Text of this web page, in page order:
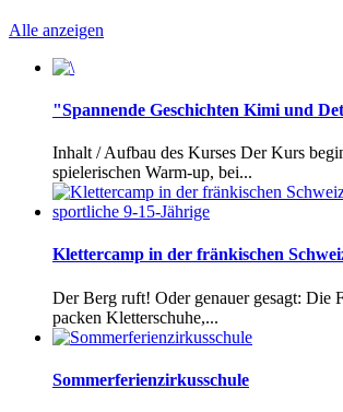
Alle anzeigen
"Spannende Geschichten Kimi und
Inhalt / Aufbau des Kurses Der Kurs
spielerischen Warm-up, bei...
Klettercamp in der fränkischen
Der Berg ruft! Oder genauer gesagt: Die
packen Kletterschuhe,...
Sommerferienzirkusschule